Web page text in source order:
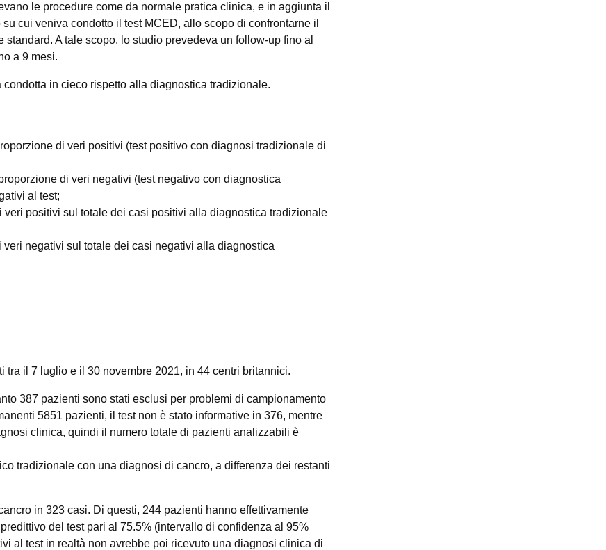
le procedure come da normale pratica clinica, e in aggiunta il
cui veniva condotto il test MCED, allo scopo di confrontarne il
A tale scopo, lo studio prevedeva un follow-up fino al
a 9 mesi.
in cieco rispetto alla diagnostica tradizionale.
di veri positivi (test positivo con diagnosi tradizionale di
di veri negativi (test negativo con diagnostica
al test;
positivi sul totale dei casi positivi alla diagnostica tradizionale
negativi sul totale dei casi negativi alla diagnostica
il 7 luglio e il 30 novembre 2021, in 44 centri britannici.
387 pazienti sono stati esclusi per problemi di campionamento
5851 pazienti, il test non è stato informative in 376, mentre
clinica, quindi il numero totale di pazienti analizzabili è
tradizionale con una diagnosi di cancro, a differenza dei restanti
in 323 casi. Di questi, 244 pazienti hanno effettivamente
del test pari al 75.5% (intervallo di confidenza al 95%
al test in realtà non avrebbe poi ricevuto una diagnosi clinica di